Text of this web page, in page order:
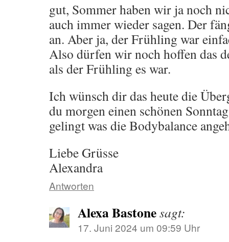
gut, Sommer haben wir ja noch
auch immer wieder sagen. Der
an. Aber ja, der Frühling war
Also dürfen wir noch hoffen das
als der Frühling es war.
Ich wünsch dir das heute die
du morgen einen schönen
gelingt was die Bodybalance
Liebe Grüsse
Alexandra
Antworten
Alexa Bastonesagt:
17. Juni 2024 um 09:59 Uhr